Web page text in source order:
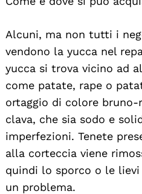
Alcuni, ma non tutti i
vendono la yucca nel
yucca si trova vicino ad
come patate, rape o
ortaggio di colore
clava, che sia sodo e
imperfezioni. Tenete
alla corteccia viene
quindi lo sporco o le
un problema.